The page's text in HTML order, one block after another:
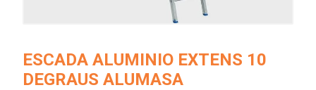
ESCADA ALUMINIO EXTENS 10
DEGRAUS ALUMASA